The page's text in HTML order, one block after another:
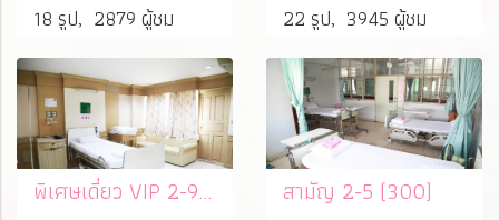
18 รูป, 2879 ผู้ชม 22 รูป, 3945 ผู้ชม
พิเศษเดี่ยว VIP 2-9 (3600) สามัญ 2-5 (300)